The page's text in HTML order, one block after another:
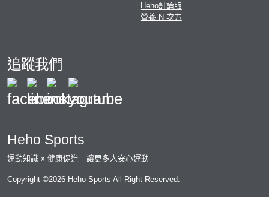
Heho Sports
運動知識 x 健康促進 讓更多人安心運動
Copyright ©2026 Heho Sports All Right Reserved.
Heho討論版
營養 N 次方
追蹤我們